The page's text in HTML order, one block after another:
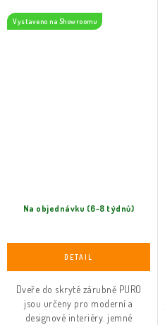
Vystaveno na Showroomu
Na objednávku (6-8 týdnů)
Dveře do skryté zárubně PURO
jsou určeny pro moderní a
designové interiéry. jemné